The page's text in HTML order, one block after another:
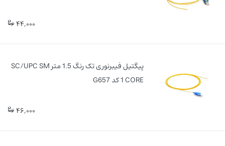
44,000
پیگتیل فیبرنوری تک رنگ 1.5 متر SC/UPC SM
1 CORE کد G657
46,000